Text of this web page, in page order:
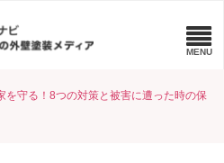
を守る！8つの対策と被害に遭った時の保